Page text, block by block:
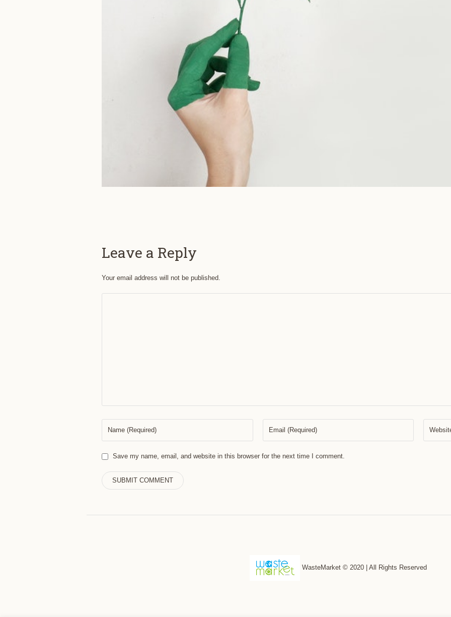
Leave a Reply
Your email address will not be published.
Save my name, email, and website in this browser for the next time I comment.
WasteMarket © 2020 | All Rights Reserved